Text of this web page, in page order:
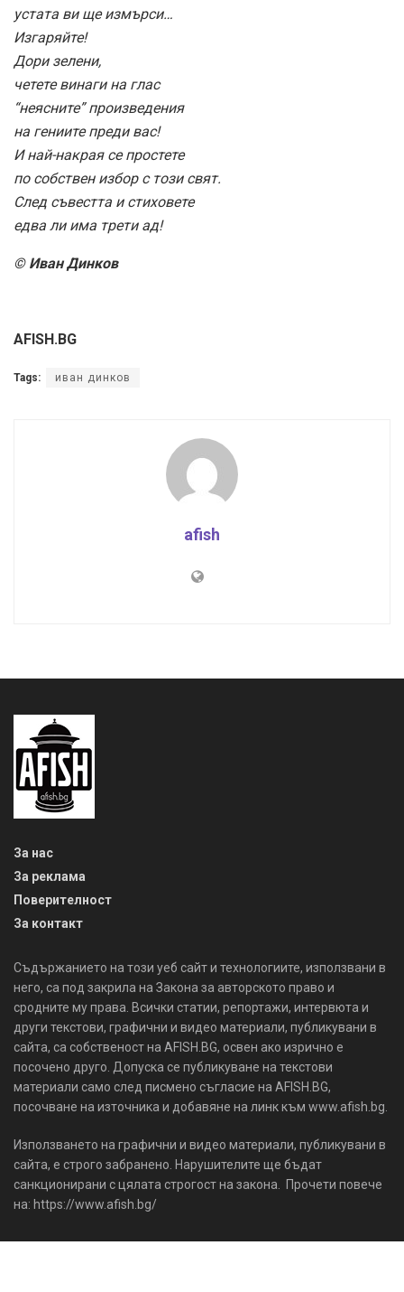
устата ви ще измърси…
Изгаряйте!
Дори зелени,
четете винаги на глас
“неясните” произведения
на гениите преди вас!
И най-накрая се простете
по собствен избор с този свят.
След съвестта и стиховете
едва ли има трети ад!
© Иван Динков
AFISH.BG
Tags: иван динков
afish
За нас
За реклама
Поверителност
За контакт
Съдържанието на този уеб сайт и технологиите, използвани в
него, са под закрила на Закона за авторското право и
сродните му права. Всички статии, репортажи, интервюта и
други текстови, графични и видео материали, публикувани в
сайта, са собственост на AFISH.BG, освен ако изрично е
посочено друго. Допуска се публикуване на текстови
материали само след писмено съгласие на AFISH.BG,
посочване на източника и добавяне на линк към www.afish.bg.
Използването на графични и видео материали, публикувани в
сайта, е строго забранено. Нарушителите ще бъдат
санкционирани с цялата строгост на закона. Прочети повече
на: https://www.afish.bg/